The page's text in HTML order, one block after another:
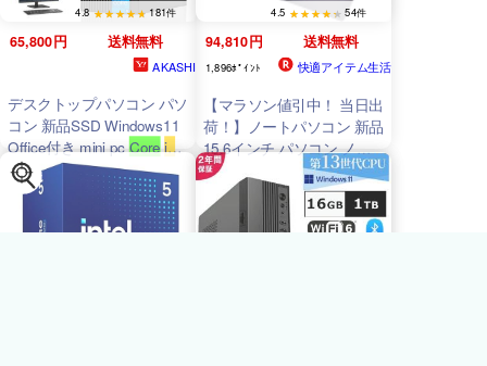
65,800円 送料無料
AKASHI
4.8 181件
デスクトップパソコン パソ
コン 新品SSD Windows11
Office付き mini pcCorei5-
4590S~ i5-13500H 初期設
定済 メモリ16GB SSD
500g 1TB 安い 大容量 高性
94,810円 送料無料
1,896ﾎﾟｲﾝﾄ 快適アイテム生活
4.5 54件
【マラソン値引中！ 当日出
荷！】ノートパソコン 新品
15.6インチ パソコン ノー
トPC 13世代 12コア CPU
13500
Core
メモリ
16GB SSD 500GB 15イン
チ フルHD HDMI WEBカメ